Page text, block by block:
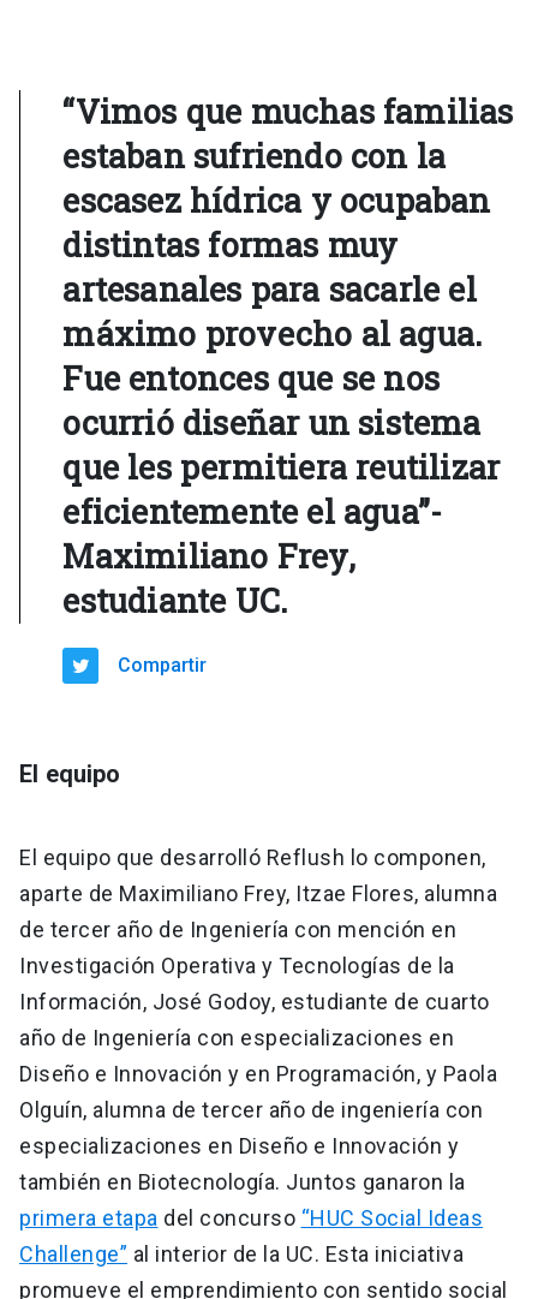
“Vimos que muchas familias
estaban sufriendo con la
escasez hídrica y ocupaban
distintas formas muy
artesanales para sacarle el
máximo provecho al agua.
Fue entonces que se nos
ocurrió diseñar un sistema
que les permitiera reutilizar
eficientemente el agua”-
Maximiliano Frey,
estudiante UC.
Compartir
El equipo
El equipo que desarrolló Reflush lo componen,
aparte de Maximiliano Frey, Itzae Flores, alumna
de tercer año de Ingeniería con mención en
Investigación Operativa y Tecnologías de la
Información, José Godoy, estudiante de cuarto
año de Ingeniería con especializaciones en
Diseño e Innovación y en Programación, y Paola
Olguín, alumna de tercer año de ingeniería con
especializaciones en Diseño e Innovación y
también en Biotecnología. Juntos ganaron la
primera etapa del concurso “HUC Social Ideas
Challenge” al interior de la UC. Esta iniciativa
promueve el emprendimiento con sentido social